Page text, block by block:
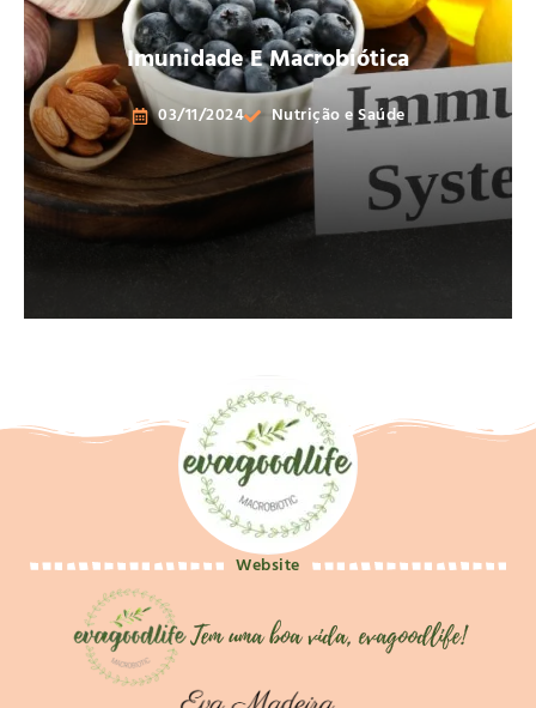
Imunidade E Macrobiótica
03/11/2024 Nutrição e Saúde
Website